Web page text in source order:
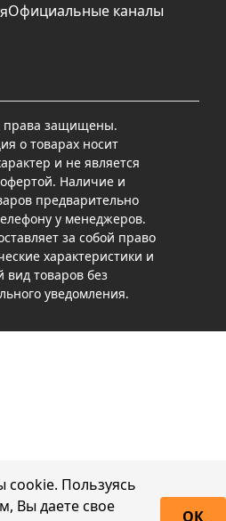
Официальные каналы
права защищены.
о товарах носит
и не является
Наличие и
предварительно
у менеджеров.
за собой право
характеристики и
товаров без
уведомления.
Пользуясь
Вы даете свое
ОК